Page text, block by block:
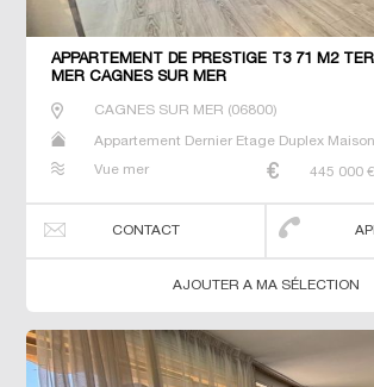
APPARTEMENT DE PRESTIGE T3 71 M2
MER CAGNES SUR MER
CAGNES SUR MER (06800)
Appartement Dernier Etage Duplex
Vue mer
445 000 €
CONTACT
AJOUTER A MA SÉLECTION